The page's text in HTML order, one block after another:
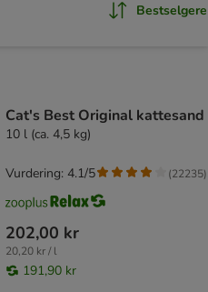
Bestselgere
Cat's Best Original kattesand
10 l (ca. 4,5 kg)
202,00 kr
20,20 kr / l
191,90 kr
Vurdering: 4.1/5 (22235)